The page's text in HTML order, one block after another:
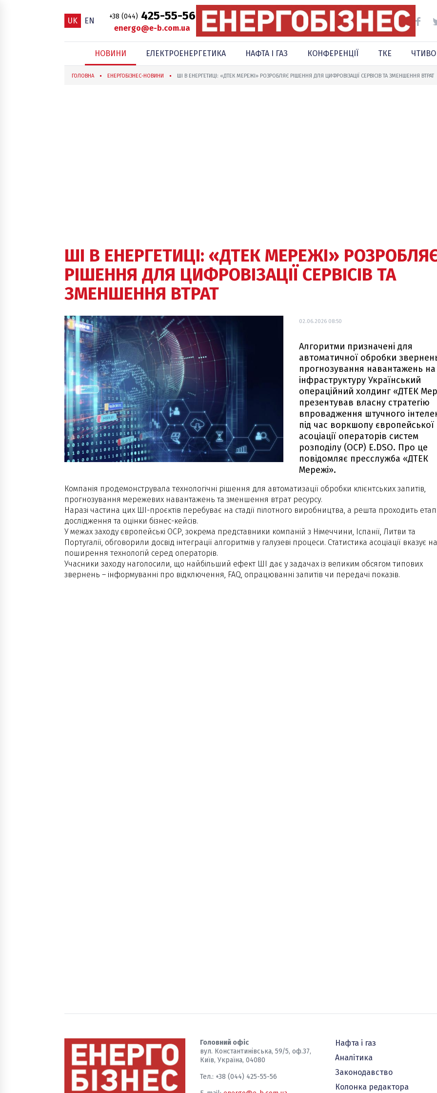
UK EN +38 (044) 425-55-56
energo@e-b.com.ua
НОВИНИ ЕЛЕКТРОЕНЕРГЕТИКА НАФТА І ГАЗ КОНФЕРЕНЦІЇ ТКЕ ЧТИВО
ГОЛОВНА ЕНЕРГОБІЗНЕС-НОВИНИ ШІ В ЕНЕРГЕТИЦІ: «ДТЕК МЕРЕЖІ» РОЗРОБЛЯЄ РІШЕННЯ ДЛЯ ЦИФРОВІЗАЦІЇ СЕРВІСІВ ТА ЗМЕНШЕННЯ ВТРАТ
ШІ В ЕНЕРГЕТИЦІ: «ДТЕК МЕРЕЖІ»
РІШЕННЯ ДЛЯ ЦИФРОВІЗАЦІЇ СЕРВІСІВ ТА
ЗМЕНШЕННЯ ВТРАТ
02.06.2026 08:50
Алгоритми призначені для
автоматичної обробки
прогнозування навантажень на
інфраструктуру Український
операційний холдинг «ДТЕК
презентував власну стратегію
впровадження штучного
під час воркшопу європейської
асоціації операторів систем
розподілу (ОСР) E.DSO. Про це
повідомляє пресслужба «ДТЕК
Мережі».
Компанія продемонструвала технологічні рішення для автоматизації обробки клієнтських запитів,
прогнозування мережевих навантажень та зменшення втрат ресурсу.
Наразі частина цих ШІ-проєктів перебуває на стадії пілотного виробництва, а решта проходить етап
дослідження та оцінки бізнес-кейсів.
У межах заходу європейські ОСР, зокрема представники компаній з Німеччини, Іспанії, Литви та
Португалії, обговорили досвід інтеграції алгоритмів у галузеві процеси. Статистика асоціації вказує на
поширення технологій серед операторів.
Учасники заходу наголосили, що найбільший ефект ШІ дає у задачах із великим обсягом типових
звернень – інформуванні про відключення, FAQ, опрацюванні запитів чи передачі показів.
Головний офіс
вул. Константинівська, 59/5, оф.37,
Київ, Україна, 04080
Тел.: +38 (044) 425-55-56
Нафта і газ
Аналітика
Законодавство
Колонка редактора